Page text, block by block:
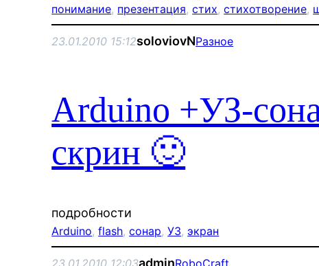
понимание, презентация, стих, стихотворение,
23.01.2010 15:12soloviovNРазное
Arduino +УЗ-
скрин 🙂
подробности
Arduino, flash, сонар, УЗ, экран
23.01.2010 12:03 RoboCraft